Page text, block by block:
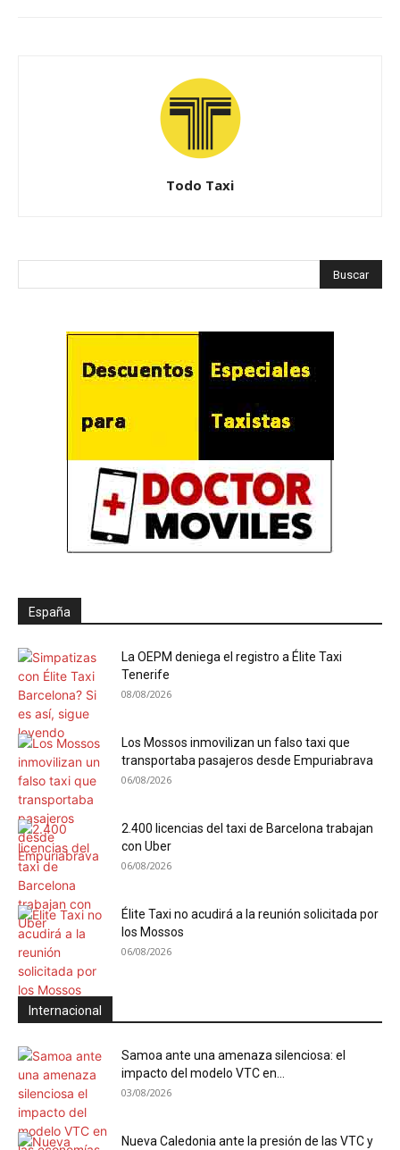
Todo Taxi
España
La OEPM deniega el registro a Élite Taxi
Tenerife
08/08/2026
Los Mossos inmovilizan un falso taxi que
transportaba pasajeros desde Empuriabrava
06/08/2026
2.400 licencias del taxi de Barcelona trabajan
con Uber
06/08/2026
Élite Taxi no acudirá a la reunión solicitada por
los Mossos
06/08/2026
Internacional
Samoa ante una amenaza silenciosa: el
impacto del modelo VTC en...
03/08/2026
Nueva Caledonia ante la presión de las VTC y